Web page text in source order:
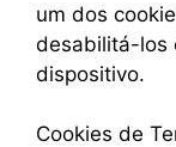
um dos
desabilitá-los
dispositivo.
Cookies de